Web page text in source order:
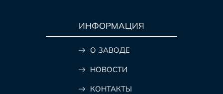
ИНФОРМАЦИЯ
О ЗАВОДЕ
НОВОСТИ
КОНТАКТЫ